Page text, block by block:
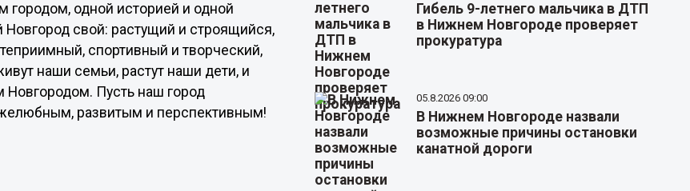
одной историей и одной
Новгород свой: растущий и строящийся,
спортивный и творческий,
наши семьи, растут наши дети, и
Пусть наш город
развитым и перспективным!
Гибель 9-летнего мальчика в ДТП
в Нижнем Новгороде проверяет
прокуратура
05.8.2026 09:00
В Нижнем Новгороде назвали
возможные причины остановки
канатной дороги